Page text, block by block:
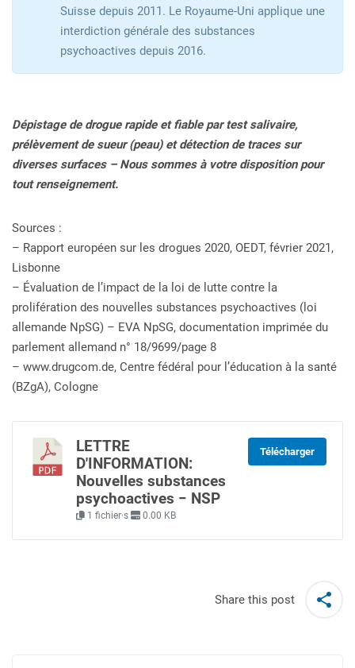
Suisse depuis 2011. Le Royaume-Uni applique une
interdiction générale des substances
psychoactives depuis 2016.
Dépistage de drogue rapide et fiable par test salivaire,
prélèvement de sueur (peau) et détection de traces sur
diverses surfaces – Nous sommes à votre disposition pour
tout renseignement.
Sources :
– Rapport européen sur les drogues 2020, OEDT, février 2021,
Lisbonne
– Évaluation de l’impact de la loi de lutte contre la
prolifération des nouvelles substances psychoactives (loi
allemande NpSG) – EVA NpSG, documentation imprimée du
parlement allemand n° 18/9699/page 8
– www.drugcom.de, Centre fédéral pour l’éducation à la santé
(BZgA), Cologne
LETTRE
D'INFORMATION:
Nouvelles substances
psychoactives − NSP
1 fichier·s 0.00 KB
Télécharger
Share this post